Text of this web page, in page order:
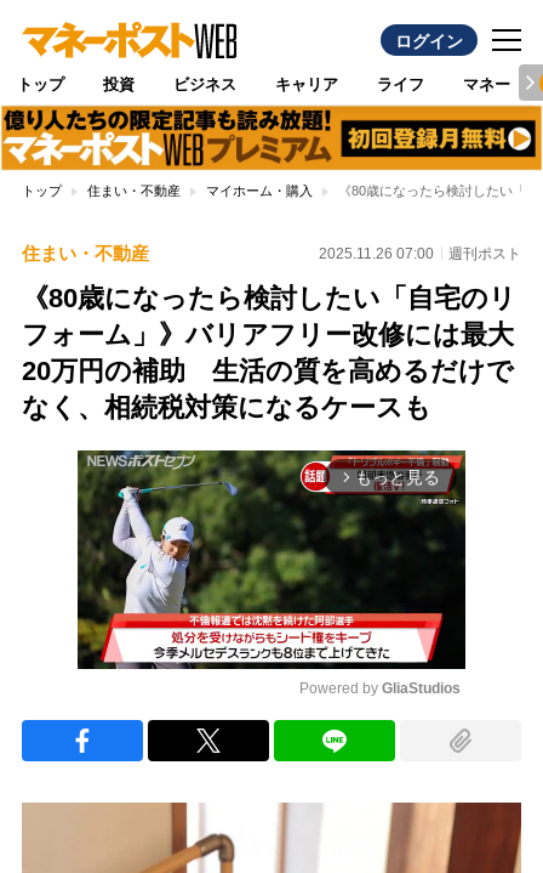
ログイン
トップ 投資 ビジネス キャリア ライフ マネー
トップ 住まい・不動産 マイホーム・購入 《80歳になったら検討したい「
住まい・不動産 2025.11.26 07:00 週刊ポスト
《80歳になったら検討したい「自宅のリ
フォーム」》バリアフリー改修には最大
20万円の補助 生活の質を高めるだけで
なく、相続税対策になるケースも
arrow_forward_ios もっと見る
Powered by GliaStudios